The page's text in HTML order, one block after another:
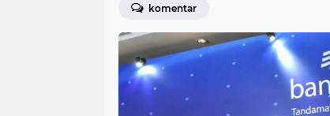
komentar